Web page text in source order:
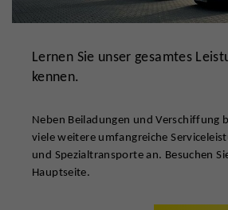
Lernen Sie unser gesamtes
kennen.
Neben Beiladungen und Verschiffung
viele weitere umfangreiche
und Spezialtransporte an. Besuchen
Hauptseite.